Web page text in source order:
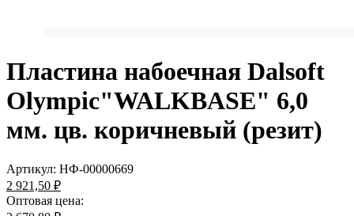
Пластина набоечная Dalsoft
Olympic"WALKBASE" 6,0
мм. цв. коричневый (резит)
Артикул: НФ-00000669
2 921,50 ₽
Оптовая цена: